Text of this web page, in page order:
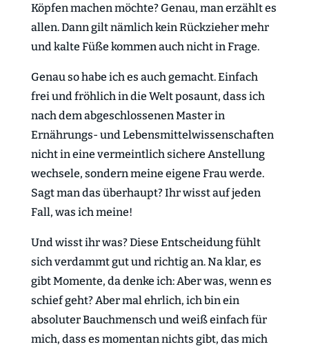
Köpfen machen möchte? Genau, man erzählt es
allen. Dann gilt nämlich kein Rückzieher mehr
und kalte Füße kommen auch nicht in Frage.
Genau so habe ich es auch gemacht. Einfach
frei und fröhlich in die Welt posaunt, dass ich
nach dem abgeschlossenen Master in
Ernährungs- und Lebensmittelwissenschaften
nicht in eine vermeintlich sichere Anstellung
wechsele, sondern meine eigene Frau werde.
Sagt man das überhaupt? Ihr wisst auf jeden
Fall, was ich meine!
Und wisst ihr was? Diese Entscheidung fühlt
sich verdammt gut und richtig an. Na klar, es
gibt Momente, da denke ich: Aber was, wenn es
schief geht? Aber mal ehrlich, ich bin ein
absoluter Bauchmensch und weiß einfach für
mich, dass es momentan nichts gibt, das mich